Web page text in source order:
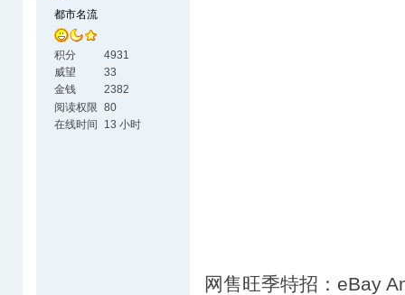
都市名流
积分
4931
威望
33
金钱
2382
阅读权限 80
在线时间
13 小时
网售旺季特招：eBay